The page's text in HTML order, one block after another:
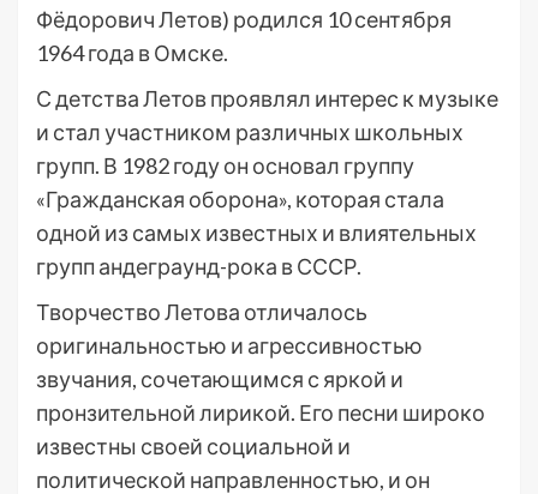
Фёдорович Летов) родился 10 сентября
1964 года в Омске.
С детства Летов проявлял интерес к музыке
и стал участником различных школьных
групп. В 1982 году он основал группу
«Гражданская оборона», которая стала
одной из самых известных и влиятельных
групп андеграунд-рока в СССР.
Творчество Летова отличалось
оригинальностью и агрессивностью
звучания, сочетающимся с яркой и
пронзительной лирикой. Его песни широко
известны своей социальной и
политической направленностью, и он